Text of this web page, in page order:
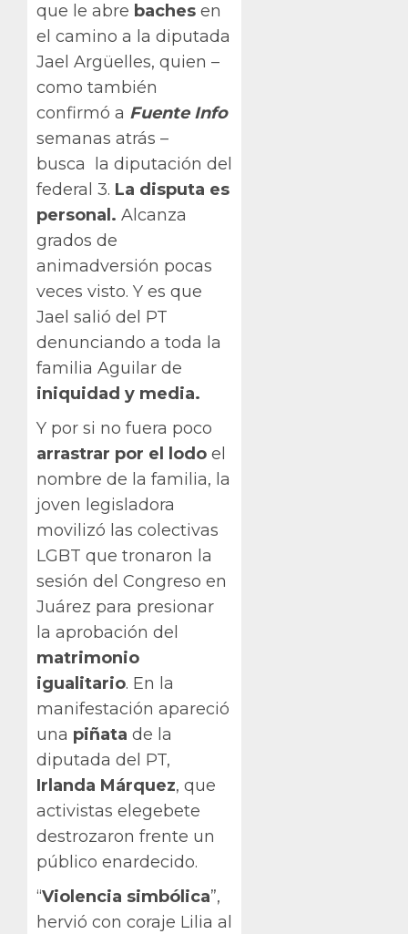
que le abre baches en
el camino a la diputada
Jael Argüelles, quien –
como también
confirmó a Fuente Info
semanas atrás –
busca la diputación del
federal 3. La disputa es
personal. Alcanza
grados de
animadversión pocas
veces visto. Y es que
Jael salió del PT
denunciando a toda la
familia Aguilar de
iniquidad y media.
Y por si no fuera poco
arrastrar por el lodo el
nombre de la familia, la
joven legisladora
movilizó las colectivas
LGBT que tronaron la
sesión del Congreso en
Juárez para presionar
la aprobación del
matrimonio
igualitario. En la
manifestación apareció
una piñata de la
diputada del PT,
Irlanda Márquez, que
activistas elegebete
destrozaron frente un
público enardecido.
“Violencia simbólica”,
hervió con coraje Lilia al